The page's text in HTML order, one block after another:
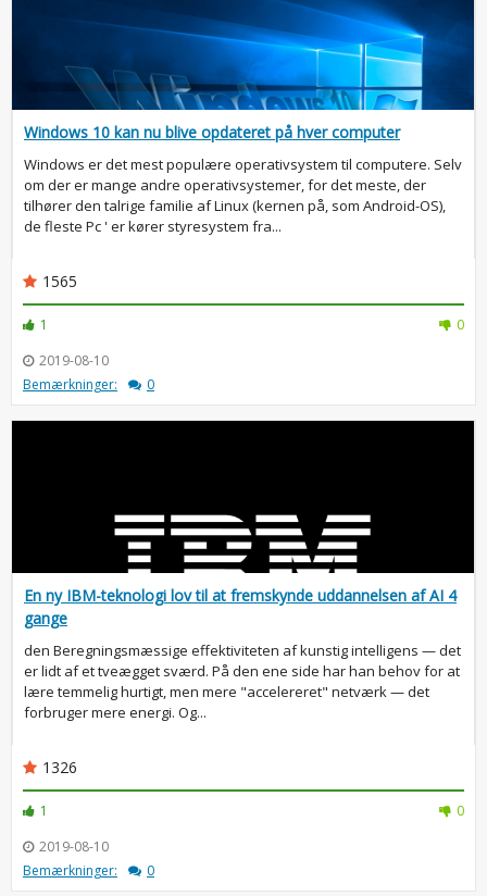
Windows 10 kan nu blive opdateret på hver computer
Windows er det mest populære operativsystem til computere. Selv
om der er mange andre operativsystemer, for det meste, der
tilhører den talrige familie af Linux (kernen på, som Android-OS),
de fleste Pc ' er kører styresystem fra...
1565
1
0
2019-08-10
Bemærkninger:
0
En ny IBM-teknologi lov til at fremskynde uddannelsen af AI 4
gange
den Beregningsmæssige effektiviteten af kunstig intelligens — det
er lidt af et tveægget sværd. På den ene side har han behov for at
lære temmelig hurtigt, men mere "accelereret" netværk — det
forbruger mere energi. Og...
1326
1
0
2019-08-10
Bemærkninger:
0